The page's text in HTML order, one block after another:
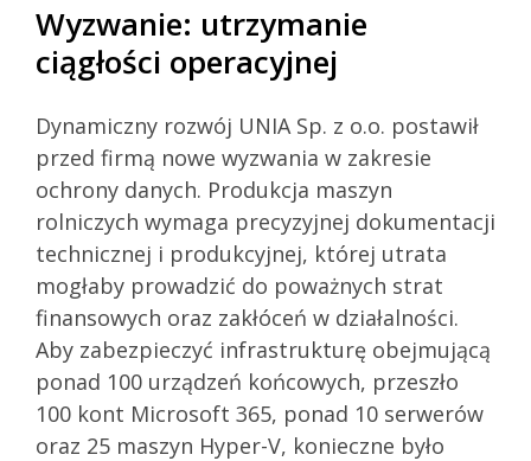
Wyzwanie: utrzymanie
ciągłości operacyjnej
Dynamiczny rozwój UNIA Sp. z o.o. postawił
przed firmą nowe wyzwania w zakresie
ochrony danych. Produkcja maszyn
rolniczych wymaga precyzyjnej dokumentacji
technicznej i produkcyjnej, której utrata
mogłaby prowadzić do poważnych strat
finansowych oraz zakłóceń w działalności.
Aby zabezpieczyć infrastrukturę obejmującą
ponad 100 urządzeń końcowych, przeszło
100 kont Microsoft 365, ponad 10 serwerów
oraz 25 maszyn Hyper-V, konieczne było